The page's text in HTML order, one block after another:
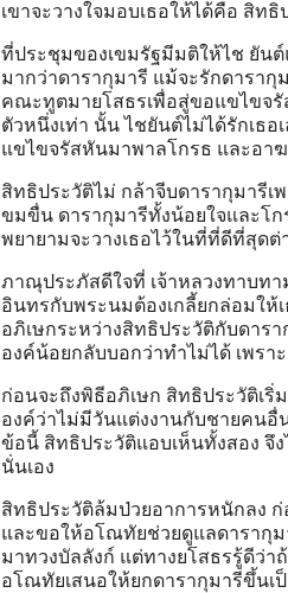
เขาจะวางใจมอบเธอให้ได้คือ สิท
ที่ประชุมของเขมรัฐมีมติให้ไช ยันต์
มากว่าดารากุมารี แม้จะรักดารากุ
คณะทูตมายโสธรเพื่อสู่ขอแขไขจรั
ตัวหนึ่งเท่า นั้น ไชยันต์ไม่ได้รักเธ
แขไขจรัสหันมาพาลโกรธ และอา
สิทธิประวัติไม่ กล้าจีบดารากุมารี
ขมขื่น ดารากุมารีทั้งน้อยใจและโ
พยายามจะวางเธอไว้ในที่ที่ดีที่สุด
ภาณุประภัสดีใจที่ เจ้าหลวงทาบท
อินทรกับพระนมต้องเกลี้ยกล่อมให้
อภิเษกระหว่างสิทธิประวัติกับดาร
องค์น้อยกลับบอกว่าทำไม่ได้ เพรา
ก่อนจะถึงพิธีอภิเษก สิทธิประวัติเ
องค์ว่าไม่มีวันแต่งงานกับชายคนอื่
ข้อนี้ สิทธิประวัติแอบเห็นทั้งสอง จึ
นั่นเอง
สิทธิประวัติล้มป่วยอาการหนักลง
และขอให้อโณทัยช่วยดูแลดารากุม
มาทวงบัลลังก์ แต่ทางยโสธรรู้ดีว่า
อโณทัยเสนอให้ยกดารากุมารีขึ้นเ